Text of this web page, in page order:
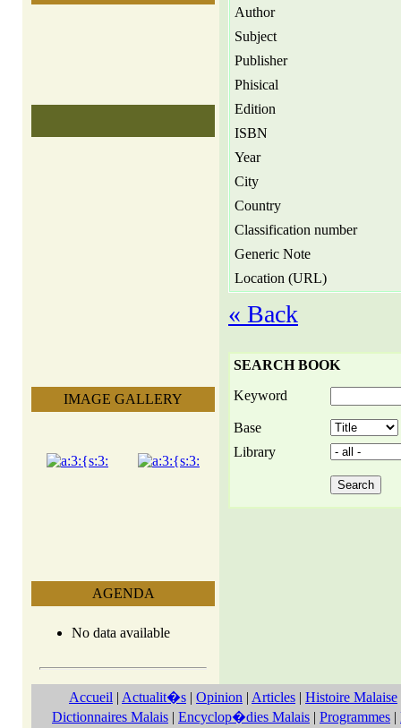
IMAGE GALLERY
AGENDA
No data available
Author
Subject
Publisher
Phisical
Edition
ISBN
Year
City
Country
Classification number
Generic Note
Location (URL)
« Back
SEARCH BOOK
Keyword
Base
Library
Accueil | Actualit�s | Opinion | Articles | Histoire Malaise
Dictionnaires Malais | Encyclop�dies Malais | Programmes |